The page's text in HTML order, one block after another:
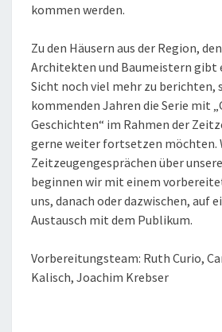
kommen werden.
Zu den Häusern aus der Region,
Architekten und Baumeistern gibt
Sicht noch viel mehr zu berichten,
kommenden Jahren die Serie mit
Geschichten“ im Rahmen der
gerne weiter fortsetzen möchten.
Zeitzeugengesprächen über
beginnen wir mit einem
uns, danach oder dazwischen, auf
Austausch mit dem Publikum.
Vorbereitungsteam: Ruth Curio,
Kalisch, Joachim Krebser